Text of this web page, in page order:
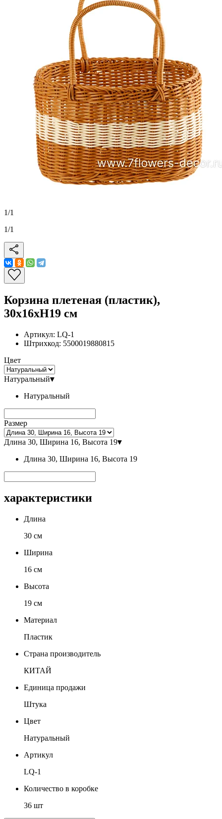
1/1
1/1
Корзина плетеная (пластик),
30x16xН19 см
Артикул: LQ-1
Штрихкод: 5500019880815
Цвет
Натуральный▾
Натуральный
Размер
Длина 30, Ширина 16, Высота 19▾
Длина 30, Ширина 16, Высота 19
характеристики
Длина
30 см
Ширина
16 см
Высота
19 см
Материал
Пластик
Страна производитель
КИТАЙ
Единица продажи
Штука
Цвет
Натуральный
Артикул
LQ-1
Количество в коробке
36 шт